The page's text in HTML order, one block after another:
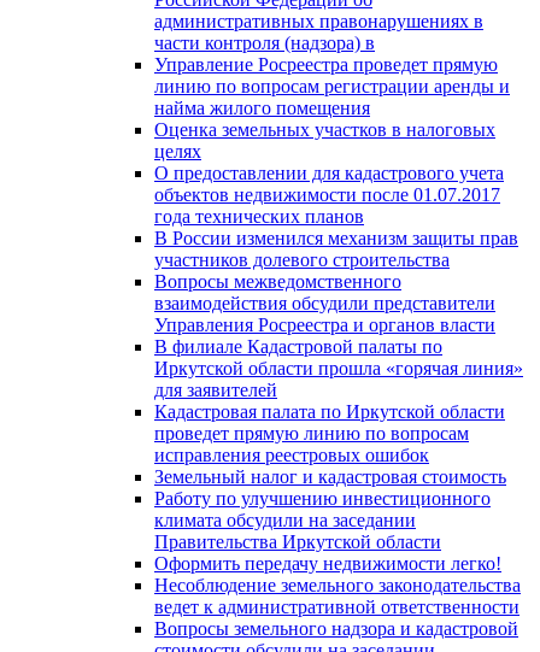
административных правонарушениях в
части контроля (надзора) в
Управление Росреестра проведет прямую
линию по вопросам регистрации аренды и
найма жилого помещения
Оценка земельных участков в налоговых
целях
О предоставлении для кадастрового учета
объектов недвижимости после 01.07.2017
года технических планов
В России изменился механизм защиты прав
участников долевого строительства
Вопросы межведомственного
взаимодействия обсудили представители
Управления Росреестра и органов власти
В филиале Кадастровой палаты по
Иркутской области прошла «горячая линия»
для заявителей
Кадастровая палата по Иркутской области
проведет прямую линию по вопросам
исправления реестровых ошибок
Земельный налог и кадастровая стоимость
Работу по улучшению инвестиционного
климата обсудили на заседании
Правительства Иркутской области
Оформить передачу недвижимости легко!
Несоблюдение земельного законодательства
ведет к административной ответственности
Вопросы земельного надзора и кадастровой